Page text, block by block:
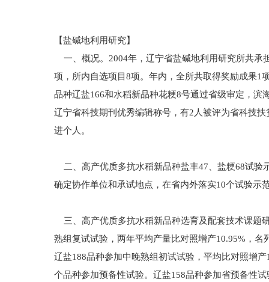
【盐碱地利用研究】
一、概况。2004年，辽宁省盐碱地利用研究所共承
项，所内自选项目8项。年内，全所共取得奖励成果1
品种辽盐166和水稻新品种花粳8号通过省级审定，
辽宁省科技期刊优秀编辑称号，有2人被评为省科技
进个人。
二、高产优质多抗水稻新品种盐丰47、盐粳68试验
确定协作单位和承试地点，在省内外落实10个试验示
三、高产优质多抗水稻新品种选育及配套技术课题
熟组复试试验，两年平均产量比对照增产10.95%，
辽盐188品种参加中晚熟组初试试验，平均比对照增
个品种参加预备性试验。辽盐158品种参加省预备性